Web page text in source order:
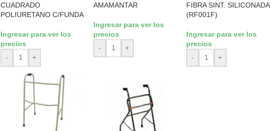
CUADRADO
POLIURETANO C/FUNDA
Ingresar para ver los
precios
-
+
AMAMANTAR
Ingresar para ver los
precios
-
+
FIBRA SINT. SILICONADA
(RF001F)
Ingresar para ver los
precios
-
+